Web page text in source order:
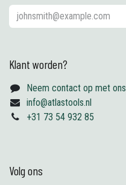
Klant worden?
Neem contact op met ons
info@atlastools.nl
+31 73 54 932 85
Volg ons